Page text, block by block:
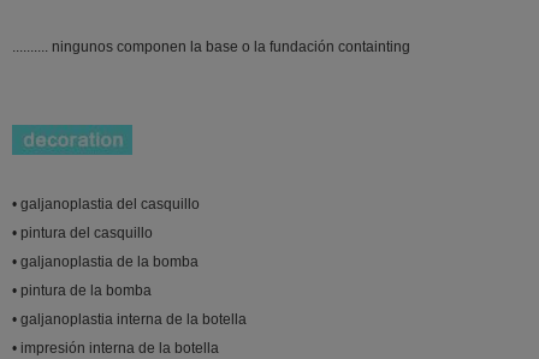
.......... ningunos componen la base o la fundación containting
• galjanoplastia del casquillo
• pintura del casquillo
• galjanoplastia de la bomba
• pintura de la bomba
• galjanoplastia interna de la botella
• impresión interna de la botella